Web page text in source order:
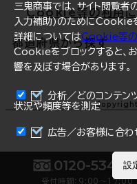
0120-534-
受付時間：9:00〜17:00
三鬼商事では、サイト閲覧者
入力補助)のためにCookieを
詳細についてはCookie等の
Cookieをブロックすると、
響を及ぼす場合があります。
分析／どのコンテン
状況や頻度等を測定
広告／お客様に合わ
設
横浜
福岡
オフィスリポート
ログイン
Cookie等の利用に
都道府県から探す
北海道
青森県
宮城県